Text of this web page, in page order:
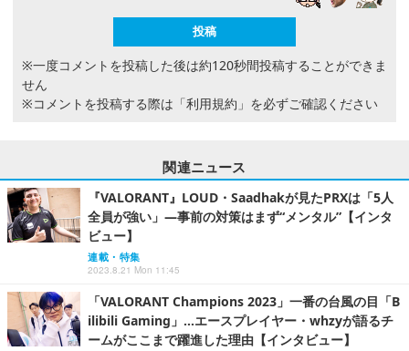
※一度コメントを投稿した後は約120秒間投稿することができま
せん
※コメントを投稿する際は 「利用規約」 を必ずご確認ください
関連ニュース
『VALORANT』LOUD・Saadhakが見たPRXは「5人
全員が強い」―事前の対策はまず“メンタル”【インタ
ビュー】
連載・特集
2023.8.21 Mon 11:45
「VALORANT Champions 2023」一番の台風の目「B
ilibili Gaming」…エースプレイヤー・whzyが語るチ
ームがここまで躍進した理由【インタビュー】